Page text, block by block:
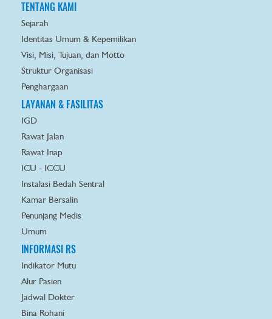
TENTANG KAMI
Sejarah
Identitas Umum & Kepemilikan
Visi, Misi, Tujuan, dan Motto
Struktur Organisasi
Penghargaan
LAYANAN & FASILITAS
IGD
Rawat Jalan
Rawat Inap
ICU - ICCU
Instalasi Bedah Sentral
Kamar Bersalin
Penunjang Medis
Umum
INFORMASI RS
Indikator Mutu
Alur Pasien
Jadwal Dokter
Bina Rohani